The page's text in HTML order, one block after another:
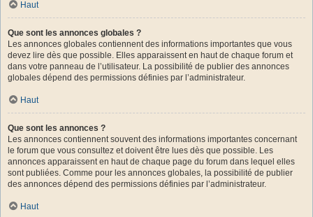
Haut
Que sont les annonces globales ?
Les annonces globales contiennent des informations importantes que vous
devez lire dès que possible. Elles apparaissent en haut de chaque forum et
dans votre panneau de l’utilisateur. La possibilité de publier des annonces
globales dépend des permissions définies par l’administrateur.
Haut
Que sont les annonces ?
Les annonces contiennent souvent des informations importantes concernant
le forum que vous consultez et doivent être lues dès que possible. Les
annonces apparaissent en haut de chaque page du forum dans lequel elles
sont publiées. Comme pour les annonces globales, la possibilité de publier
des annonces dépend des permissions définies par l’administrateur.
Haut